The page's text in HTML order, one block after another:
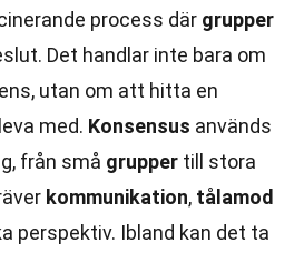
process där grupper
Det handlar inte bara om
utan om att hitta en
med. Konsensus används
från små grupper till stora
kommunikation, tålamod
perspektiv. Ibland kan det ta